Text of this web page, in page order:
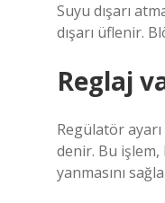
Suyu dışarı
dışarı üflenir.
Reglaj
Regülatör
denir. Bu
yanmasını